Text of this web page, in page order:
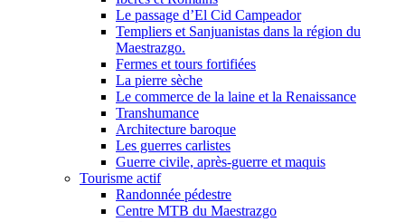
Le passage d’El Cid Campeador
Templiers et Sanjuanistas dans la région du
Maestrazgo.
Fermes et tours fortifiées
La pierre sèche
Le commerce de la laine et la Renaissance
Transhumance
Architecture baroque
Les guerres carlistes
Guerre civile, après-guerre et maquis
Tourisme actif
Randonnée pédestre
Centre MTB du Maestrazgo